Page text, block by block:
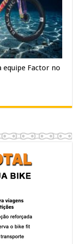
equipe Factor no